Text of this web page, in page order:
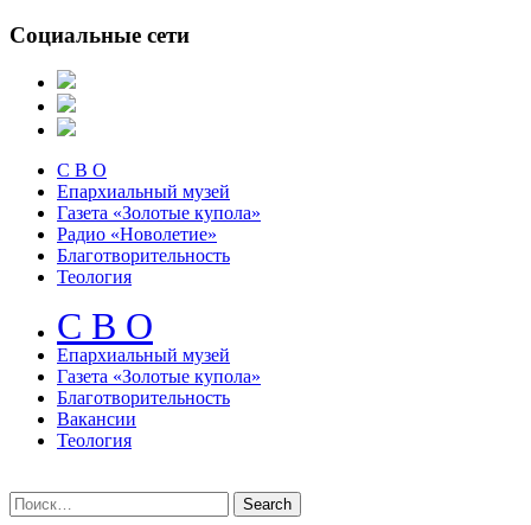
Социальные сети
С В О
Епархиальный музей
Газета «Золотые купола»
Радио «Новолетие»
Благотворительность
Теология
С В О
Епархиальный музeй
Газета «Золотые купола»
Благотворительность
Вакансии
Теология